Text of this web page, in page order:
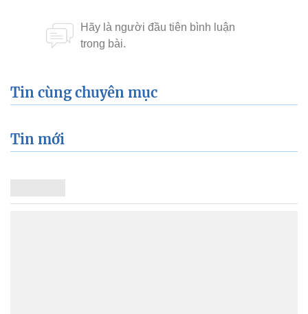
Tin cùng chuyên mục
Tin mới